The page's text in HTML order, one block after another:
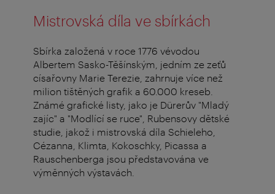
Mistrovská díla ve sbírkách
Sbírka založená v roce 1776 vévodou
Albertem Sasko-Těšínským, jedním ze zeťů
císařovny Marie Terezie, zahrnuje více než
milion tištěných grafik a 60.000 kreseb.
Známé grafické listy, jako je Dürerův "Mladý
zajíc" a "Modlící se ruce", Rubensovy dětské
studie, jakož i mistrovská díla Schieleho,
Cézanna, Klimta, Kokoschky, Picassa a
Rauschenberga jsou představována ve
výměnných výstavách.